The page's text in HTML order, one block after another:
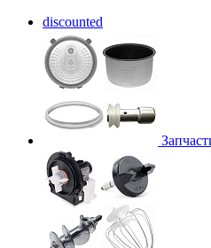
discounted